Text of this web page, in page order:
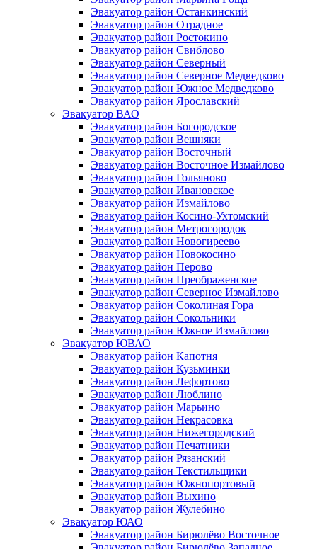
Эвакуатор район Останкинский
Эвакуатор район Отрадное
Эвакуатор район Ростокино
Эвакуатор район Свиблово
Эвакуатор район Северный
Эвакуатор район Северное Медведково
Эвакуатор район Южное Медведково
Эвакуатор район Ярославский
Эвакуатор ВАО
Эвакуатор район Богородское
Эвакуатор район Вешняки
Эвакуатор район Восточный
Эвакуатор район Восточное Измайлово
Эвакуатор район Гольяново
Эвакуатор район Ивановское
Эвакуатор район Измайлово
Эвакуатор район Косино-Ухтомский
Эвакуатор район Метрогородок
Эвакуатор район Новогиреево
Эвакуатор район Новокосино
Эвакуатор район Перово
Эвакуатор район Преображенское
Эвакуатор район Северное Измайлово
Эвакуатор район Соколиная Гора
Эвакуатор район Сокольники
Эвакуатор район Южное Измайлово
Эвакуатор ЮВАО
Эвакуатор район Капотня
Эвакуатор район Кузьминки
Эвакуатор район Лефортово
Эвакуатор район Люблино
Эвакуатор район Марьино
Эвакуатор район Некрасовка
Эвакуатор район Нижегородский
Эвакуатор район Печатники
Эвакуатор район Рязанский
Эвакуатор район Текстильщики
Эвакуатор район Южнопортовый
Эвакуатор район Выхино
Эвакуатор район Жулебино
Эвакуатор ЮАО
Эвакуатор район Бирюлёво Восточное